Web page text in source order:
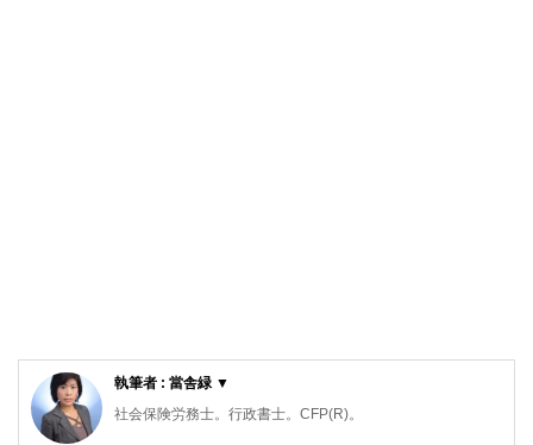
執筆者 : 當舎緑 ▼
社会保険労務士。行政書士。CFP(R)。